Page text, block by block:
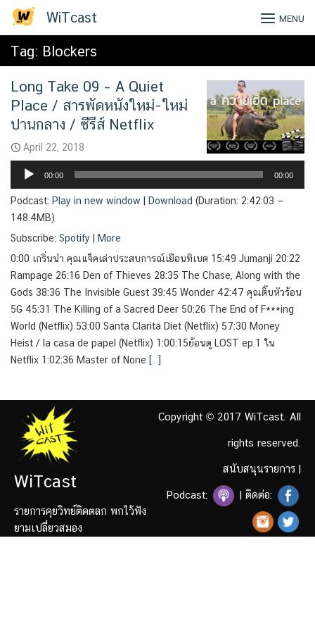
Skip
WiTcast MENU
Tag: Blockers
Long Take 09 – A Quiet
Place / สารพัดหนังใหม่-ใหม่
ปานกลาง / ซีรีส์ Netflix
April 22, 2018
Audio
Player
00:00 00:00
Podcast: Play in new window Download (Duration: 2:42:03 —
148.4MB)
Subscribe: Spotify
More
0:00 เกริ่นนำ คุณแจ็คเล่าประสบการณ์เยือนทิเบต 15:49 Jumanji 20:22
Rampage 26:16 Den of Thieves 28:35 The Chase, Along with the
Gods 38:36 The Invisible Guest 39:45 Wonder 42:47 คุณติ๊บหัวร้อน
5G 45:31 The Killing of a Sacred Deer 50:26 The End of F***ing
World (Netflix) 53:00 Santa Clarita Diet (Netflix) 57:30 Money
Heist / la casa de papel (Netflix) 1:00:15ย้อนดู LOST ep.1 ใน
Netflix 1:02:36 Master of None […]
WiTcast
รายการคุยวิทย์ติดตลก พกไว้ฟัง
ยามเปลี่ยวสมอง
Copyright © 2017 WiTcast. All
rights reserved.
สนับสนุนรายการ |
Podcast: | ติดต่อ: